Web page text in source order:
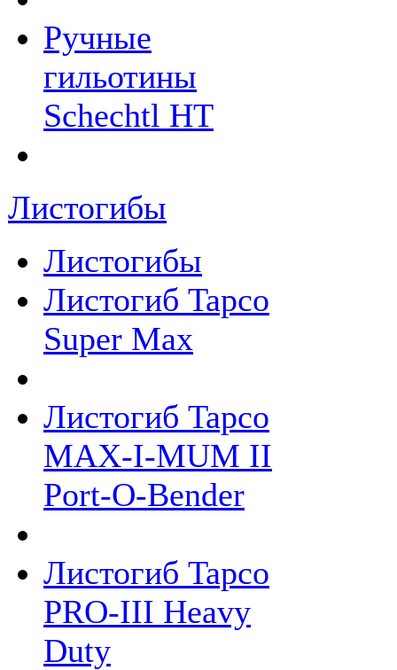
Ручные
гильотины
Schechtl HT
Листогибы
Листогибы
Листогиб Tapco
Super Max
Листогиб Tapco
MAX-I-MUM II
Port-O-Bender
Листогиб Tapco
PRO-III Heavy
Duty